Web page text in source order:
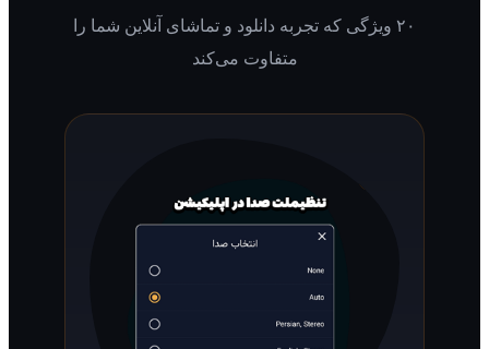
۲۰ ویژگی که تجربه دانلود و تماشای آنلاین شما را
متفاوت می‌کند